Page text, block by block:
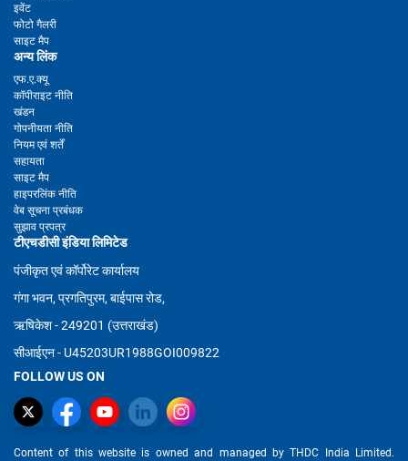
इवेंट
फोटो गैलरी
साइट मैप
अन्य लिंक
एफ.ए.क्यू
कॉपीराइट नीति
खंडन
गोपनीयता नीति
नियम एवं शर्तें
सहायता
साइट मैप
हाइपरलिंक नीति
वेब सूचना प्रबंधक
सुझाव प्रपत्र
टीएचडीसी इंडिया लिमिटेड
पंजीकृत एवं कॉर्पोरेट कार्यालय
गंगा भवन, प्रगतिपुरम, बाईपास रोड,
ऋषिकेश - 249201 (उत्तराखंड)
सीआईएन - U45203UR1988GOI009822
FOLLOW US ON
Content of this website is owned and managed by THDC India Limited.